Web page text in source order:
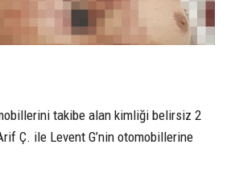
takibe alan kimliği belirsiz 2
Ç. ile Levent G’nin otomobillerine